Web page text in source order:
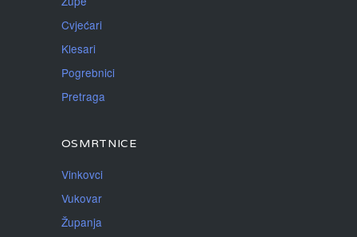
Cvjećari
Klesari
Pogrebnici
Pretraga
OSMRTNICE
Vinkovci
Vukovar
Županja